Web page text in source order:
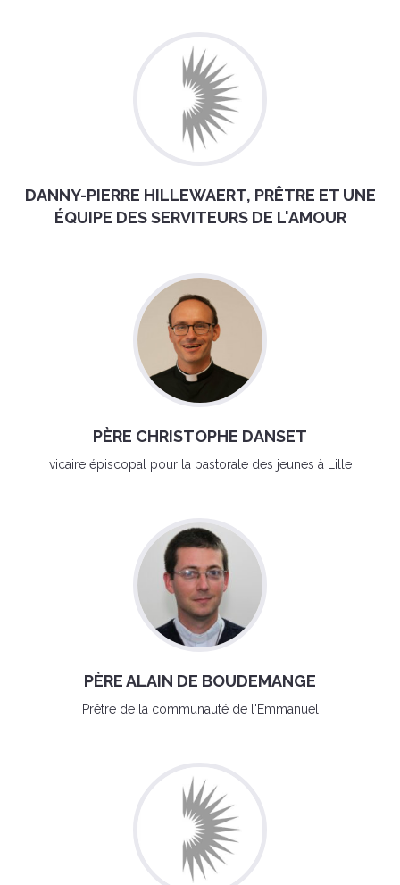
DANNY-PIERRE HILLEWAERT, PRÊTRE ET UNE
ÉQUIPE DES SERVITEURS DE L'AMOUR
PÈRE CHRISTOPHE DANSET
vicaire épiscopal pour la pastorale des jeunes à Lille
PÈRE ALAIN DE BOUDEMANGE
Prêtre de la communauté de l'Emmanuel